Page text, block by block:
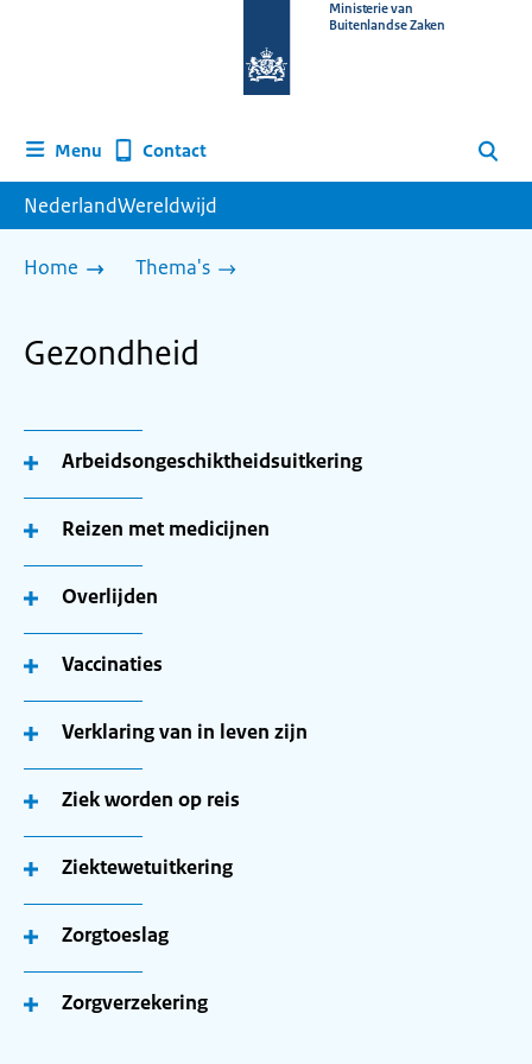
homepage
Ministerie van
Buitenlandse Zaken
Menu Contact Zoeken
NederlandWereldwijd
Home Thema's
Gezondheid
Arbeidsongeschiktheidsuitkering
Reizen met medicijnen
Overlijden
Vaccinaties
Verklaring van in leven zijn
Ziek worden op reis
Ziektewetuitkering
Zorgtoeslag
Zorgverzekering